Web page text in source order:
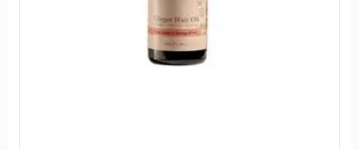
بعد از گذشت ۲ تا ۳ دقیقه، موها را آبکشی کرده و به شکل دلخواه